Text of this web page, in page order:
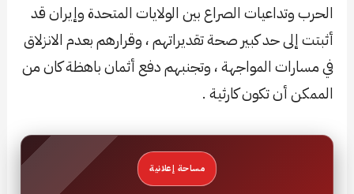
الحرب وتداعيات الصراع بين الولايات المتحدة وإيران قد
أثبتت إلى حد كبير صحة تقديراتهم ، وقرارهم بعدم الانزلاق
في مسارات المواجهة ، وتجنبهم دفع أثمان باهظة كان من
الممكن أن تكون كارثية .
مساحة إعلانية